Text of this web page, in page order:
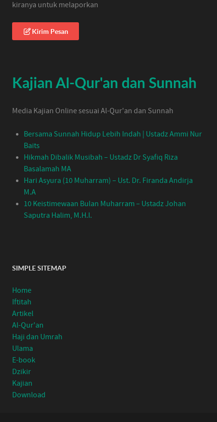
kiranya untuk melaporkan
Kirim Pesan
Kajian Al-Qur'an dan Sunnah
Media Kajian Online sesuai Al-Qur'an dan Sunnah
Bersama Sunnah Hidup Lebih Indah | Ustadz Ammi Nur
Baits
Hikmah Dibalik Musibah – Ustadz Dr Syafiq Riza
Basalamah MA
Hari Asyura (10 Muharram) – Ust. Dr. Firanda Andirja
M.A
10 Keistimewaan Bulan Muharram – Ustadz Johan
Saputra Halim, M.H.I.
SIMPLE SITEMAP
Home
Iftitah
Artikel
Al-Qur'an
Haji dan Umrah
Ulama
E-book
Dzikir
Kajian
Download